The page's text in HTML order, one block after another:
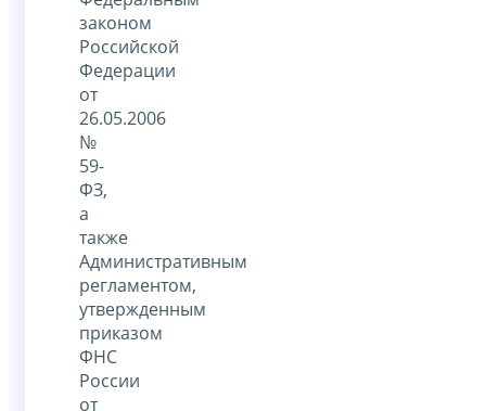
законом
Российской
Федерации
от
26.05.2006
№
59-
ФЗ,
а
также
Административным
регламентом,
утвержденным
приказом
ФНС
России
от